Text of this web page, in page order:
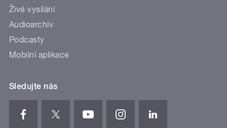
Živé vysílání
Audioarchiv
Podcasty
Mobilní aplikace
Sledujte nás